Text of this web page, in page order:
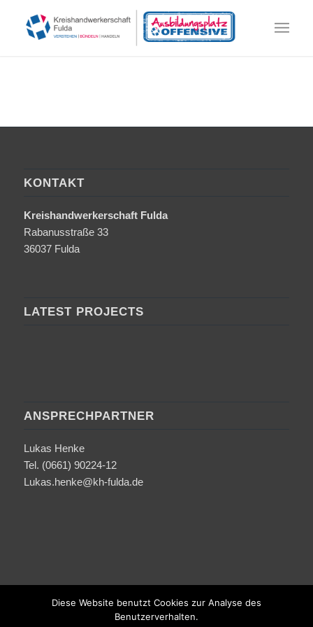
KONTAKT
Kreishandwerkerschaft Fulda
Rabanusstraße 33
36037 Fulda
LATEST PROJECTS
ANSPRECHPARTNER
Lukas Henke
Tel. (0661) 90224-12
Lukas.henke@kh-fulda.de
Diese Website benutzt Cookies zur Analyse des
Benutzerverhalten.